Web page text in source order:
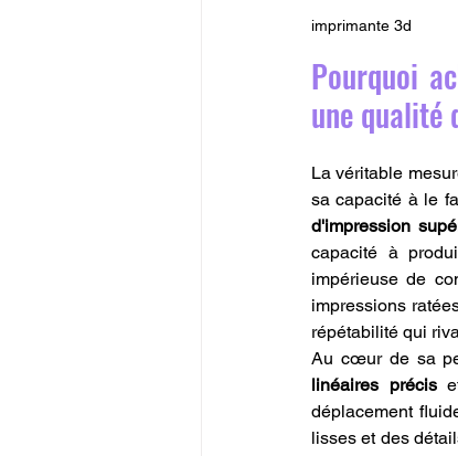
imprimante 3d
Pourquoi
une qualité
La véritable
sa capacité à le
d'impression
capacité à
impérieuse de
impressions
répétabilité qui
Au cœur de sa
linéaires précis et
déplacement
lisses et des